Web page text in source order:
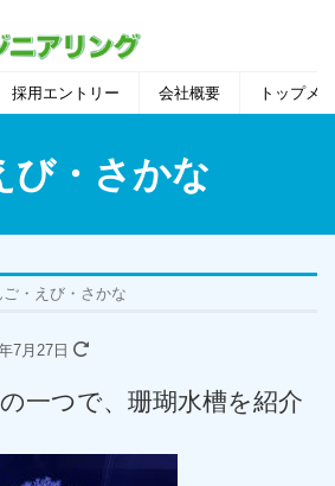
採用エントリー 会社概要 トップメ
び・さかな
ご・えび・さかな
7月27日
一つで、珊瑚水槽を紹介